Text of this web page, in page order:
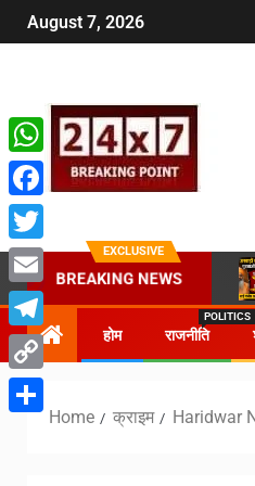
August 7, 2026
EXCLUSIVE
BREAKING NEWS
होम राजनीति
POLITICS
Home क्राइम Haridwar
WhatsApp
Facebook
Twitter
Email
Telegram
Copy
Share